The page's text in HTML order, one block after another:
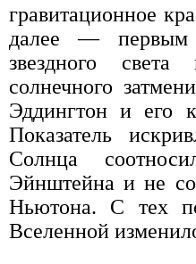
гравитационное
далее — первым
звездного
солнечного
Эддингтон и его
Показатель
Солнца
Эйнштейна и не
Ньютона. С тех
Вселенной